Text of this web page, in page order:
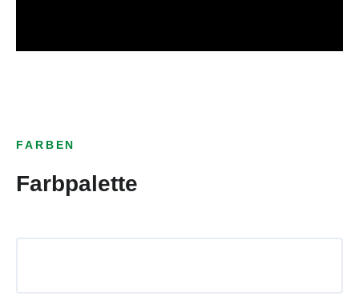
FARBEN
Farbpalette